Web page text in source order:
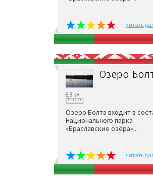
читать
Озеро
6,9 км
Озеро Болта входит в
Национального парка
«Браславские озёра»...
читать